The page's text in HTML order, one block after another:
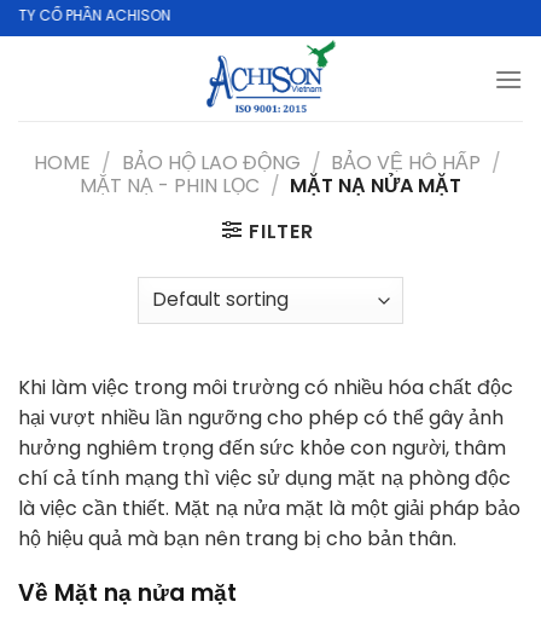
Skip
to
PHẦN ACHISON
HOME / BẢO HỘ LAO ĐỘNG / BẢO VỆ HÔ HẤP /
MẶT NẠ - PHIN LỌC / MẶT NẠ NỬA MẶT
FILTER
Khi làm việc trong môi trường có nhiều hóa chất độc
hại vượt nhiều lần ngưỡng cho phép có thể gây ảnh
hưởng nghiêm trọng đến sức khỏe con người, thâm
chí cả tính mạng thì việc sử dụng mặt nạ phòng độc
là việc cần thiết. Mặt nạ nửa mặt là một giải pháp bảo
hộ hiệu quả mà bạn nên trang bị cho bản thân.
Về Mặt nạ nửa mặt